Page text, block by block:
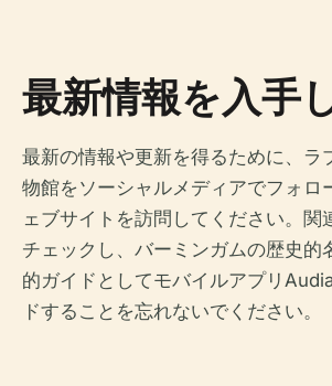
最新情報を入手
最新の情報や更新を得るために、ラ
物館をソーシャルメディアでフォロ
ェブサイトを訪問してください。関
チェックし、バーミンガムの歴史的
的ガイドとしてモバイルアプリ
ドすることを忘れないでください。